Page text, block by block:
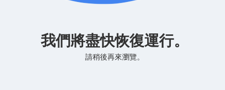
我們將盡快恢復運行。
請稍後再來瀏覽。